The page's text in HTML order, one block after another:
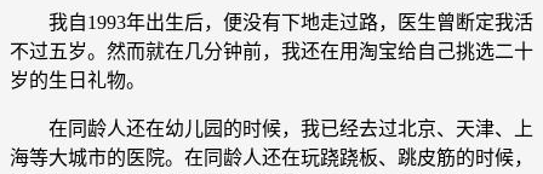
我自1993年出生后，便没有下地走过路，医生曾断定我活
不过五岁。然而就在几分钟前，我还在用淘宝给自己挑选二十
岁的生日礼物。
在同龄人还在幼儿园的时候，我已经去过北京、天津、上
海等大城市的医院。在同龄人还在玩跷跷板、跳皮筋的时候，